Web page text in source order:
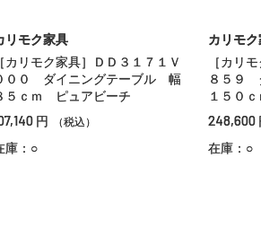
リモク家具
［カリモク家具］ＤＤ３１７１Ｖ
００ ダイニングテーブル 幅
５ｃｍ ピュアビーチ
円 （税込）
庫：○
カリモ
［カリ
８５９
１５０
248,600
在庫：○